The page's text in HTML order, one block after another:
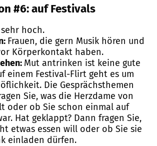
#6: auf Festivals
sehr hoch.
Frauen, die gern Musik hören und
Körperkontakt haben.
Mut antrinken ist keine gute
einem Festival-Flirt geht es um
Die Gesprächsthemen
Sie, was die Herzdame von
oder ob Sie schon einmal auf
Hat geklappt? Dann fragen Sie,
etwas essen will oder ob Sie sie
einladen dürfen.